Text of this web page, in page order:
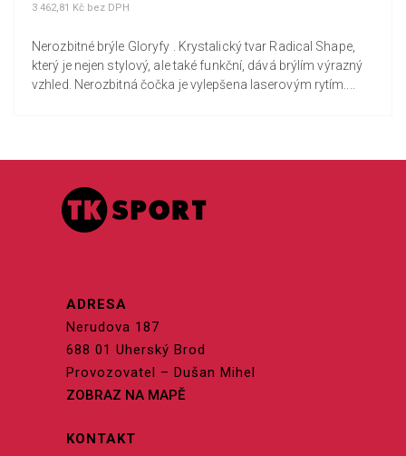
3 462,81 Kč bez DPH
Nerozbitné brýle Gloryfy . Krystalický tvar Radical Shape,
který je nejen stylový, ale také funkční, dává brýlím výrazný
vzhled. Nerozbitná čočka je vylepšena laserovým rytím....
ADRESA
Nerudova 187
688 01 Uherský Brod
Provozovatel – Dušan Mihel
ZOBRAZ NA MAPĚ
KONTAKT